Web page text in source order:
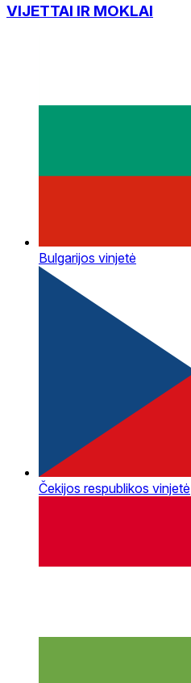
VIJETTAI IR MOKLAI
Bulgarijos vinjetė
Čekijos respublikos vinjetė